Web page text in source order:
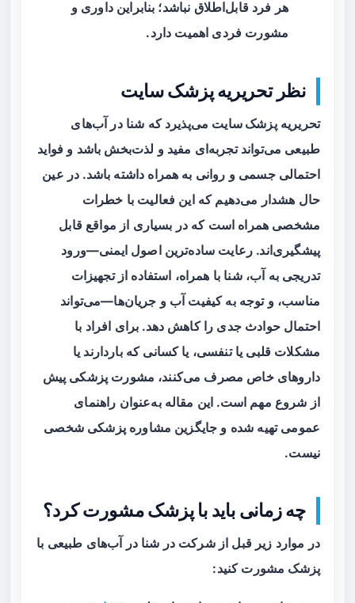
هر فرد قابل‌اطلاق نباشد؛ بنابراین داوری و
مشورت فردی اهمیت دارد.
نظر تحریریه پزشک سایت
تحریریهپزشک سایت می‌پذیرد که شنا در آب‌های
طبیعی می‌تواند تجربه‌ای مفید و لذت‌بخش باشد و فواید
احتمالی جسمی و روانی به همراه داشته باشد. در عین
حال هشدار می‌دهیم که این فعالیت با خطرات
مشخصی همراه است که در بسیاری از مواقع قابل
پیشگیری‌اند. رعایت ساده‌ترین اصول ایمنی—ورود
تدریجی به آب، شنا با همراه، استفاده از تجهیزات
مناسب، و توجه به کیفیت آب و جریان‌ها—می‌تواند
احتمال حوادث جدی را کاهش دهد. برای افراد با
مشکلات قلبی یا تنفسی، یا کسانی که باردارند یا
داروهای خاص مصرف می‌کنند، مشورت پزشکی پیش
از شروع مهم است. این مقاله به‌عنوان راهنمای
عمومی تهیه شده و جایگزین مشاوره پزشکی شخصی
نیست.
چه زمانی باید با پزشک مشورت کرد؟
در موارد زیر قبل از شرکت در شنا در آب‌های طبیعی با
پزشک مشورت کنید: